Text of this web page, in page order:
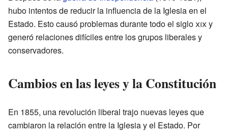
hubo intentos de reducir la influencia de la Iglesia en el
Estado. Esto causó problemas durante todo el sigloxixy
generó relaciones difíciles entre los grupos liberales y
conservadores.
Cambios en las leyes y la Constitución
En 1855, una revolución liberal trajo nuevas leyes que
cambiaron la relación entre la Iglesia y el Estado. Por